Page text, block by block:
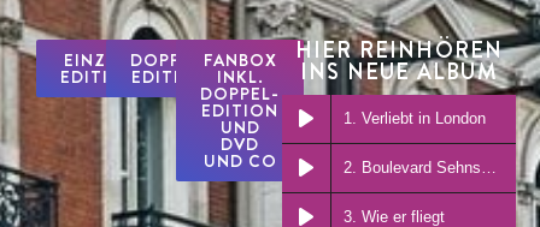
EINZEL-
EDITION
DOPPEL-
EDITION
FANBOX
INKL.
DOPPEL-
EDITION
UND
DVD
UND CO
HIER REINHÖREN
INS NEUE ALBUM
1. Verliebt in London
2. Boulevard Sehnsucht
3. Wie er fliegt